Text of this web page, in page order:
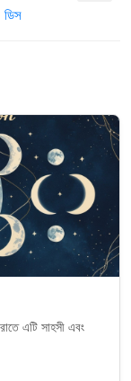
ডিস
এটি সাহসী এবং